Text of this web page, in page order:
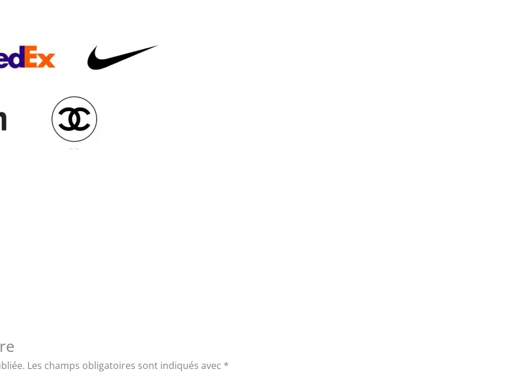
Les champs obligatoires sont indiqués avec *